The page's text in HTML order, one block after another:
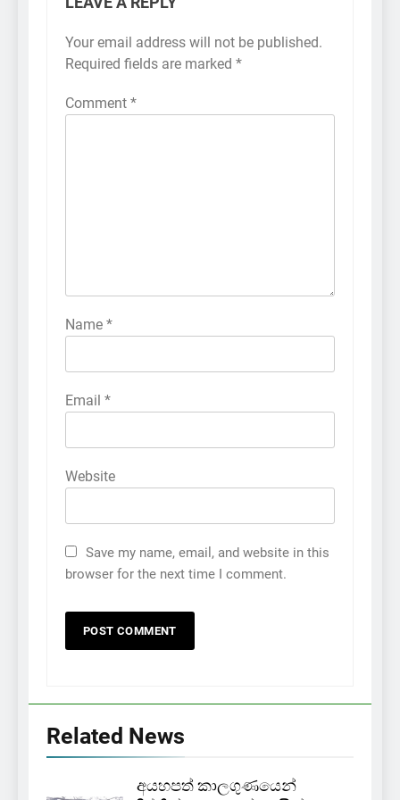
Your email address will not be published.
Required fields are marked *
Comment *
Name *
Email *
Website
Save my name, email, and website in this
browser for the next time I comment.
Related News
අයහපත් කාලගුණයෙන්